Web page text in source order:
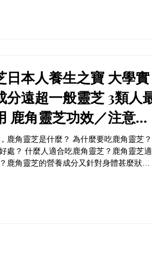
本人養生之寶 大學實
超一般靈芝 3類人最
開
鹿角靈芝是什麼？ 為什麼要吃鹿角靈芝？
處？ 什麼人適合吃鹿角靈芝？鹿角靈芝適
鹿角靈芝的營養成分又針對身體甚麼狀